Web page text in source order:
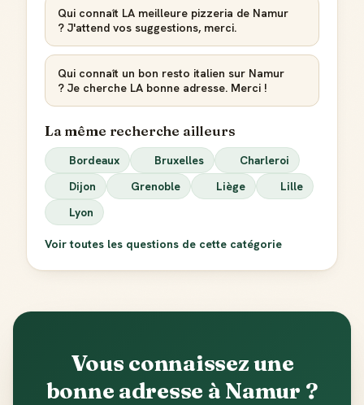
Qui connaît LA meilleure pizzeria de Namur
? J'attend vos suggestions, merci.
Qui connaît un bon resto italien sur Namur
? Je cherche LA bonne adresse. Merci !
La même recherche ailleurs
Bordeaux Bruxelles
Charleroi
Dijon
Grenoble Liège
Lille
Lyon
Voir toutes les questions de cette catégorie
Vous connaissez une
bonne adresse à Namur ?